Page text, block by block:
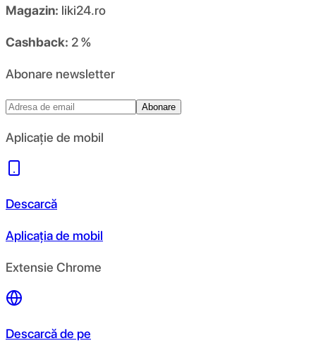
Magazin: liki24.ro
Cashback: 2 %
Abonare newsletter
Abonare
Aplicație de mobil
Descarcă
Aplicația de mobil
Extensie Chrome
Descarcă de pe